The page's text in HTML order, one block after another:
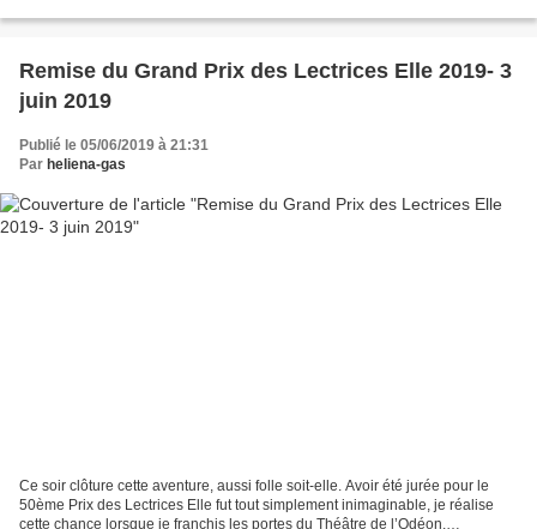
Remise du Grand Prix des Lectrices Elle 2019- 3
juin 2019
Publié le 05/06/2019 à 21:31
Par heliena-gas
Ce soir clôture cette aventure, aussi folle soit-elle. Avoir été jurée pour le
50ème Prix des Lectrices Elle fut tout simplement inimaginable, je réalise
cette chance lorsque je franchis les portes du Théâtre de l’Odéon,